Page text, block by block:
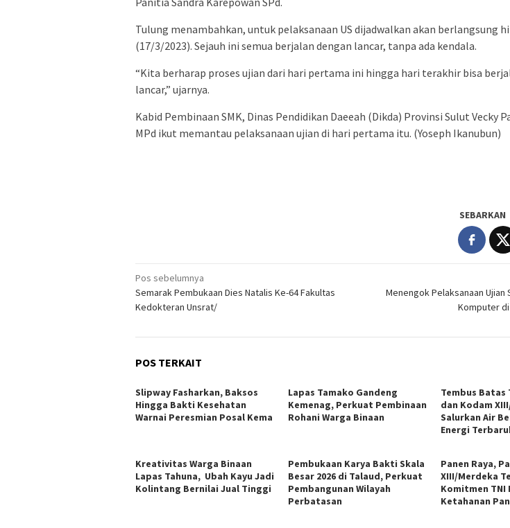
Tulung menambahkan, untuk pelaksanaan US dijadwalkan akan berlangsung
(17/3/2023). Sejauh ini semua berjalan dengan lancar, tanpa ada kendala.
“Kita berharap proses ujian dari hari pertama ini hingga hari terakhir bisa
lancar,” ujarnya.
Kabid Pembinaan SMK, Dinas Pendidikan Daeeah (Dikda) Provinsi Sulut Vecky
MPd ikut memantau pelaksanaan ujian di hari pertama itu. (Yoseph Ikanubun)
SEBARKAN
Navigasi
pos
Pos sebelumnya
Semarak Pembukaan Dies Natalis Ke-64 Fakultas
Kedokteran Unsrat/
Menengok Pelaksanaan Ujian
Komputer di
POS TERKAIT
Slipway Fasharkan, Baksos
Hingga Bakti Kesehatan
Warnai Peresmian Posal Kema
Lapas Tamako Gandeng
Kemenag, Perkuat Pembinaan
Rohani Warga Binaan
Tembus Batas
dan Kodam
Salurkan Air
Energi
Kreativitas Warga Binaan
Lapas Tahuna, Ubah Kayu Jadi
Kolintang Bernilai Jual Tinggi
Pembukaan Karya Bakti Skala
Besar 2026 di Talaud, Perkuat
Pembangunan Wilayah
Perbatasan
Panen Raya,
XIII/Merdeka
Komitmen TNI
Ketahanan